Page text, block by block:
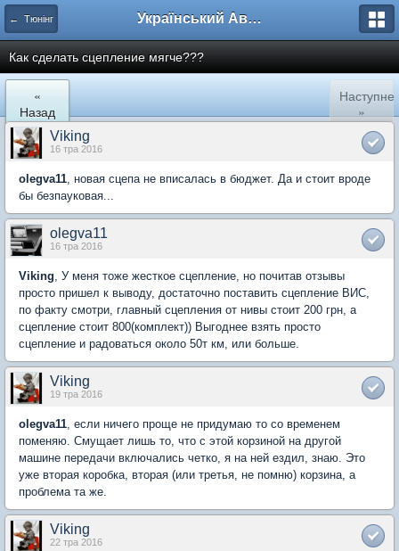
← Тюнінг Український Автоклуб ВАЗ
Как сделать сцепление мягче???
«
Назад
Наступне
»
Viking
16 тра 2016
olegva11, новая сцепа не вписалась в бюджет. Да и стоит вроде
бы безпауковая...
olegva11
16 тра 2016
Viking, У меня тоже жесткое сцепление, но почитав отзывы
просто пришел к выводу, достаточно поставить сцепление ВИС,
по факту смотри, главный сцепления от нивы стоит 200 грн, а
сцепление стоит 800(комплект)) Выгоднее взять просто
сцепление и радоваться около 50т км, или больше.
Viking
19 тра 2016
olegva11, если ничего проще не придумаю то со временем
поменяю. Смущает лишь то, что с этой корзиной на другой
машине передачи включались четко, я на ней ездил, знаю. Это
уже вторая коробка, вторая (или третья, не помню) корзина, а
проблема та же.
Viking
22 тра 2016